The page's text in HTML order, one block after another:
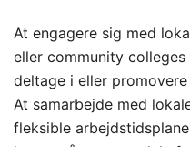
At engagere sig med
eller community
deltage i eller
At samarbejde med
fleksible